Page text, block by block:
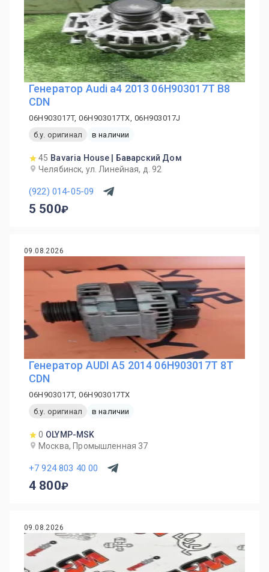
Генератор Audi a4 2013 06H903017T B8
CDN
06H903017T, 06H903017TX, 06H903017J
б.у. оригинал
в наличии
45 Bavaria House | Баварский Дом
Челябинск, ул. Линейная, д. 92
(922) 014-05-09
5 500
09.08.2026
Генератор AUDI A5 2014 06H903017T 8T
CDN
06H903017T, 06H903017TX
б.у. оригинал
в наличии
0 OLYMP-MSK
Москва, Промышленная 37
+7 924 803 40 00
4 800
09.08.2026